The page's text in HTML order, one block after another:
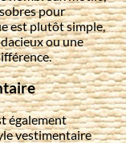
pour
est plutôt simple,
ou une
également
vestimentaire